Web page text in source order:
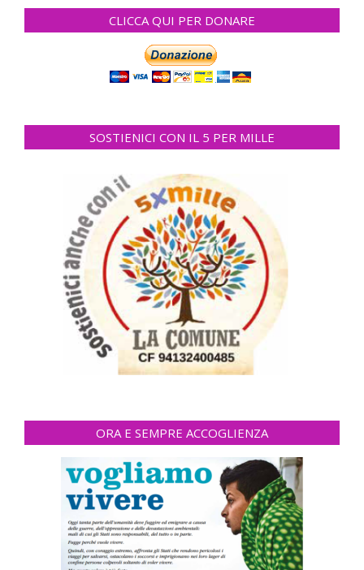
CLICCA QUI PER DONARE
SOSTIENICI CON IL 5 PER MILLE
ORA E SEMPRE ACCOGLIENZA